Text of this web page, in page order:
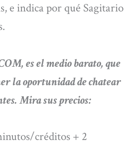
e indica por qué Sagitario
es el medio barato, que
la oportunidad de chatear
Mira sus precios:
créditos + 2